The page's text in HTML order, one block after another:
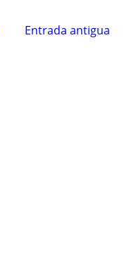
Entrada antigua